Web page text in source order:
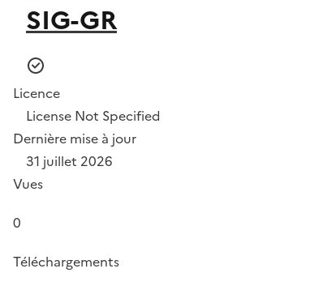
SIG-GR
Licence
License Not Specified
Dernière mise à jour
31 juillet 2026
Vues
0
Téléchargements